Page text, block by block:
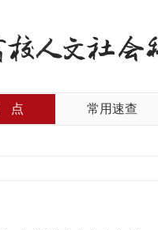
点 常用速查